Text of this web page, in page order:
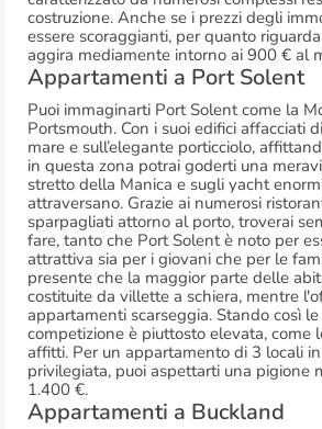
costruzione. Anche se i prezzi degli
essere scoraggianti, per quanto
aggira mediamente intorno ai 900 € al
Appartamenti a Port Solent
Puoi immaginarti Port Solent come la
Portsmouth. Con i suoi edifici affacciati
mare e sull’elegante porticciolo,
in questa zona potrai goderti una
stretto della Manica e sugli yacht
attraversano. Grazie ai numerosi
sparpagliati attorno al porto, troverai
fare, tanto che Port Solent è noto per
attrattiva sia per i giovani che per le
presente che la maggior parte delle
costituite da villette a schiera, mentre
appartamenti scarseggia. Stando così le
competizione è piuttosto elevata, come
affitti. Per un appartamento di 3 locali
privilegiata, puoi aspettarti una pigione
1.400 €.
Appartamenti a Buckland